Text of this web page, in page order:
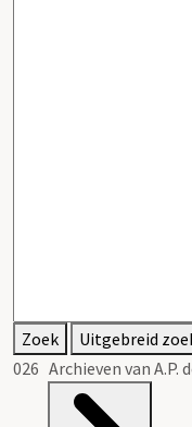
Zoek
Uitgebreid
026 Archieven van A.P.